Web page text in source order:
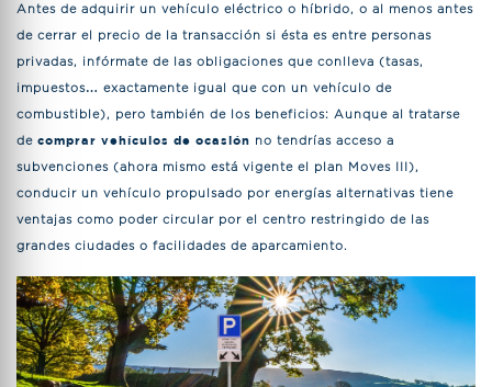
Antes de adquirir un vehículo eléctrico o híbrido, o al menos antes
de cerrar el precio de la transacción si ésta es entre personas
privadas, infórmate de las obligaciones que conlleva (tasas,
impuestos… exactamente igual que con un vehículo de
combustible), pero también de los beneficios: Aunque al tratarse
de comprar vehículos de ocasión no tendrías acceso a
subvenciones (ahora mismo está vigente el plan Moves III),
conducir un vehículo propulsado por energías alternativas tiene
ventajas como poder circular por el centro restringido de las
grandes ciudades o facilidades de aparcamiento.